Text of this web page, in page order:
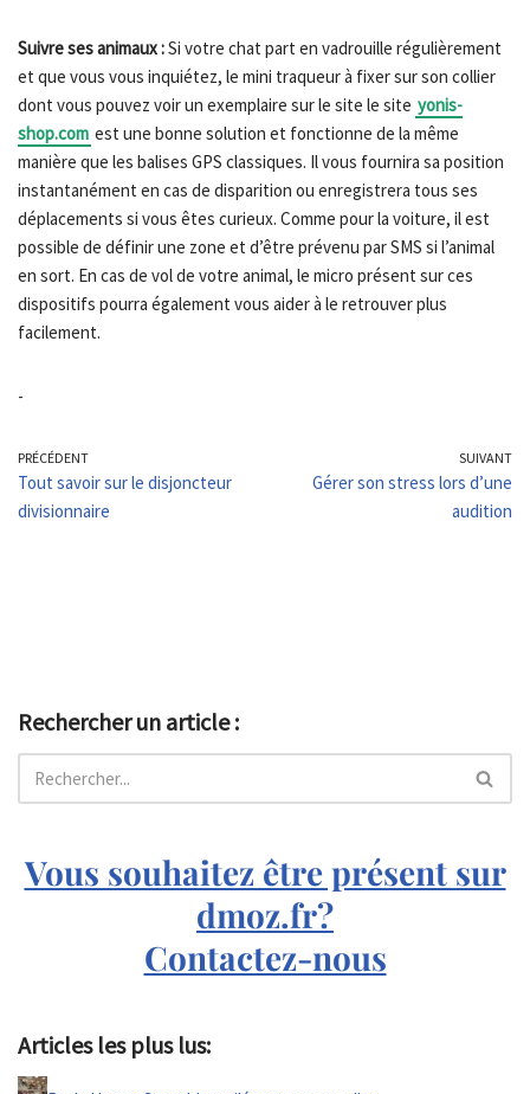
Suivre ses animaux :Si votre chat part en vadrouille régulièrement
et que vous vous inquiétez, le mini traqueur à fixer sur son collier
dont vous pouvez voir un exemplaire sur le site le site yonis-
shop.com est une bonne solution et fonctionne de la même
manière que les balises GPS classiques. Il vous fournira sa position
instantanément en cas de disparition ou enregistrera tous ses
déplacements si vous êtes curieux. Comme pour la voiture, il est
possible de définir une zone et d’être prévenu par SMS si l’animal
en sort. En cas de vol de votre animal, le micro présent sur ces
dispositifs pourra également vous aider à le retrouver plus
facilement.
-
PRÉCÉDENT
Tout savoir sur le disjoncteur
divisionnaire
SUIVANT
Gérer son stress lors d’une
audition
Rechercher un article :
Vous souhaitez être présent sur
dmoz.fr?
Contactez-nous
Articles les plus lus: